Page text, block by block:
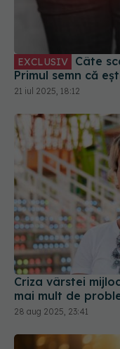
EXCLUSIV
Primul semn că
21 iul 2025, 18:12
Criza vârstei
mai mult de
28 aug 2025, 23:41